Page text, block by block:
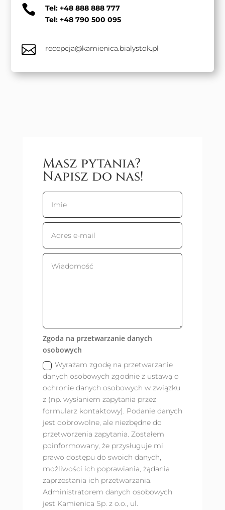
 Tel: +48 888 888 777
Tel: +48 790 500 095
 recepcja@kamienica.bialystok.pl
Masz pytania?
Napisz do nas!
Zgoda na przetwarzanie danych
osobowych
Wyrażam zgodę na przetwarzanie
danych osobowych zgodnie z ustawą o
ochronie danych osobowych w związku
z (np. wysłaniem zapytania przez
formularz kontaktowy). Podanie danych
jest dobrowolne, ale niezbędne do
przetworzenia zapytania. Zostałem
poinformowany, że przysługuje mi
prawo dostępu do swoich danych,
możliwości ich poprawiania, żądania
zaprzestania ich przetwarzania.
Administratorem danych osobowych
jest Kamienica Sp. z o.o., ul.